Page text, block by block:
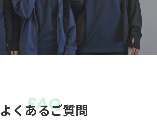
よくあるご質問
FAQ